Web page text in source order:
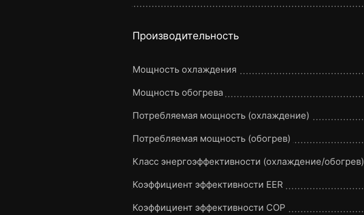
Производительность
Мощность охлаждения
Мощность обогрева
Потребляемая мощность (охлаждение)
Потребляемая мощность (обогрев)
Класс энергоэффективности (охлаждение/обогрев)
Коэффициент эффективности EER
Коэффициент эффективности COP